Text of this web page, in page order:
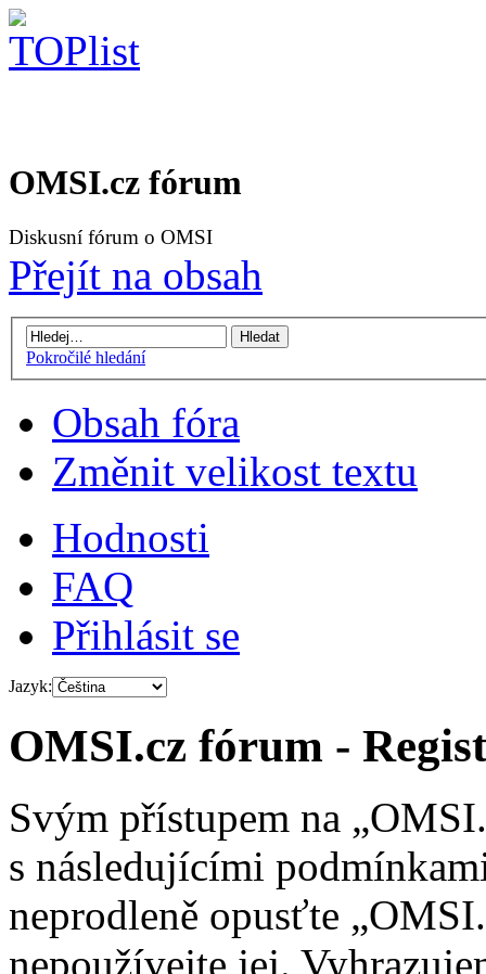
OMSI.cz fórum
Diskusní fórum o OMSI
Přejít na obsah
Pokročilé hledání
Obsah fóra
Změnit velikost textu
Hodnosti
FAQ
Přihlásit se
Jazyk:
OMSI.cz fórum -
Svým přístupem na
s následujícími
neprodleně opusťte
nepoužívejte jej.